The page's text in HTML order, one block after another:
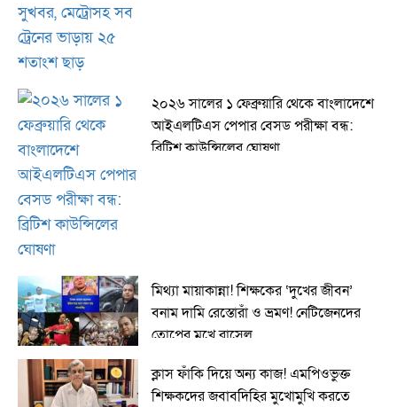
২০২৬ সালের ১ ফেব্রুয়ারি থেকে বাংলাদেশে
আইএলটিএস পেপার বেসড পরীক্ষা বন্ধ:
ব্রিটিশ কাউন্সিলের ঘোষণা
মিথ্যা মায়াকান্না! শিক্ষকের ‘দুখের জীবন’
বনাম দামি রেস্তোরাঁ ও ভ্রমণ! নেটিজেনদের
তোপের মুখে রাসেল
ক্লাস ফাঁকি দিয়ে অন্য কাজ! এমপিওভুক্ত
শিক্ষকদের জবাবদিহির মুখোমুখি করতে